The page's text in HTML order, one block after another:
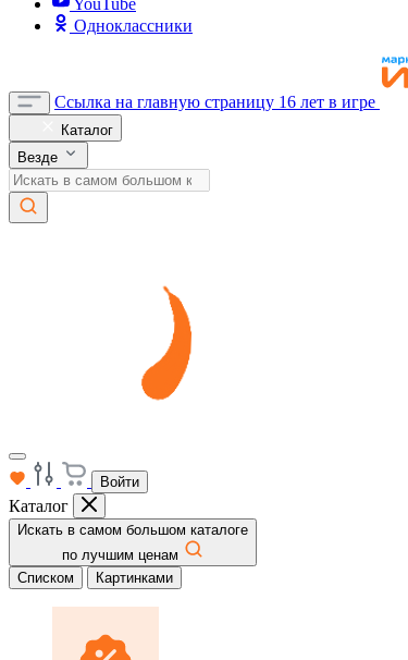
YouTube
Одноклассники
Ссылка на главную страницу 16 лет в игре
Каталог
Везде
Войти
Каталог
Искать в самом большом каталоге
по лучшим ценам
Списком
Картинками